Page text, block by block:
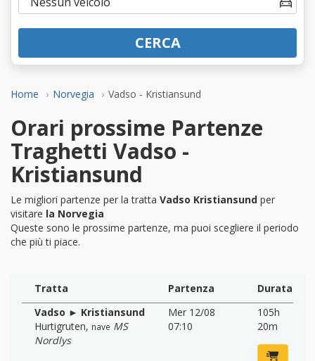
Home Norvegia Vadso - Kristiansund
CERCA
Orari prossime Partenze
Traghetti Vadso -
Kristiansund
Le migliori partenze per la tratta Vadso Kristiansund per
visitare la Norvegia
Queste sono le prossime partenze, ma puoi scegliere il periodo
che più ti piace.
Tratta Partenza
Durata
Vadso ► Kristiansund
Hurtigruten, nave MS
Nordlys
Mer 12/08
07:10
105h
20m